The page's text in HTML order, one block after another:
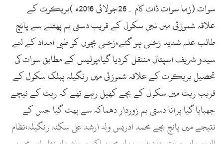
سوات (زما سوات ڈاٹ کام ۔26جولائی 2016ء )بریکوٹ کے
علاقہ شموزئی میں نجی سکول کے قریب دستی بم پھٹنے سے پانچ
طالب علم شدید زخمی ہو گئے،زخمی بچوں کو طبی امداد کے لئے
سیدو شریف اسپتال منتقل کردیا گیا،پولیس کے مطابق سوات کی
تحصیل بریکوٹ کے علاقہ شموزئی میں رنگیلہ پبلک سکول کے
قریب ریت میں سکول کے بچے کھیل رہے تھے کہ ریت کے نیچے
چھپایا گیا پرانا دستی بم زوردار دھماکہ سے پھٹ گیا جس کے
نتیجے میں پانچ بچے محمد ادریس ولد ارشد علی سکنہ رنگیلہ،نظام